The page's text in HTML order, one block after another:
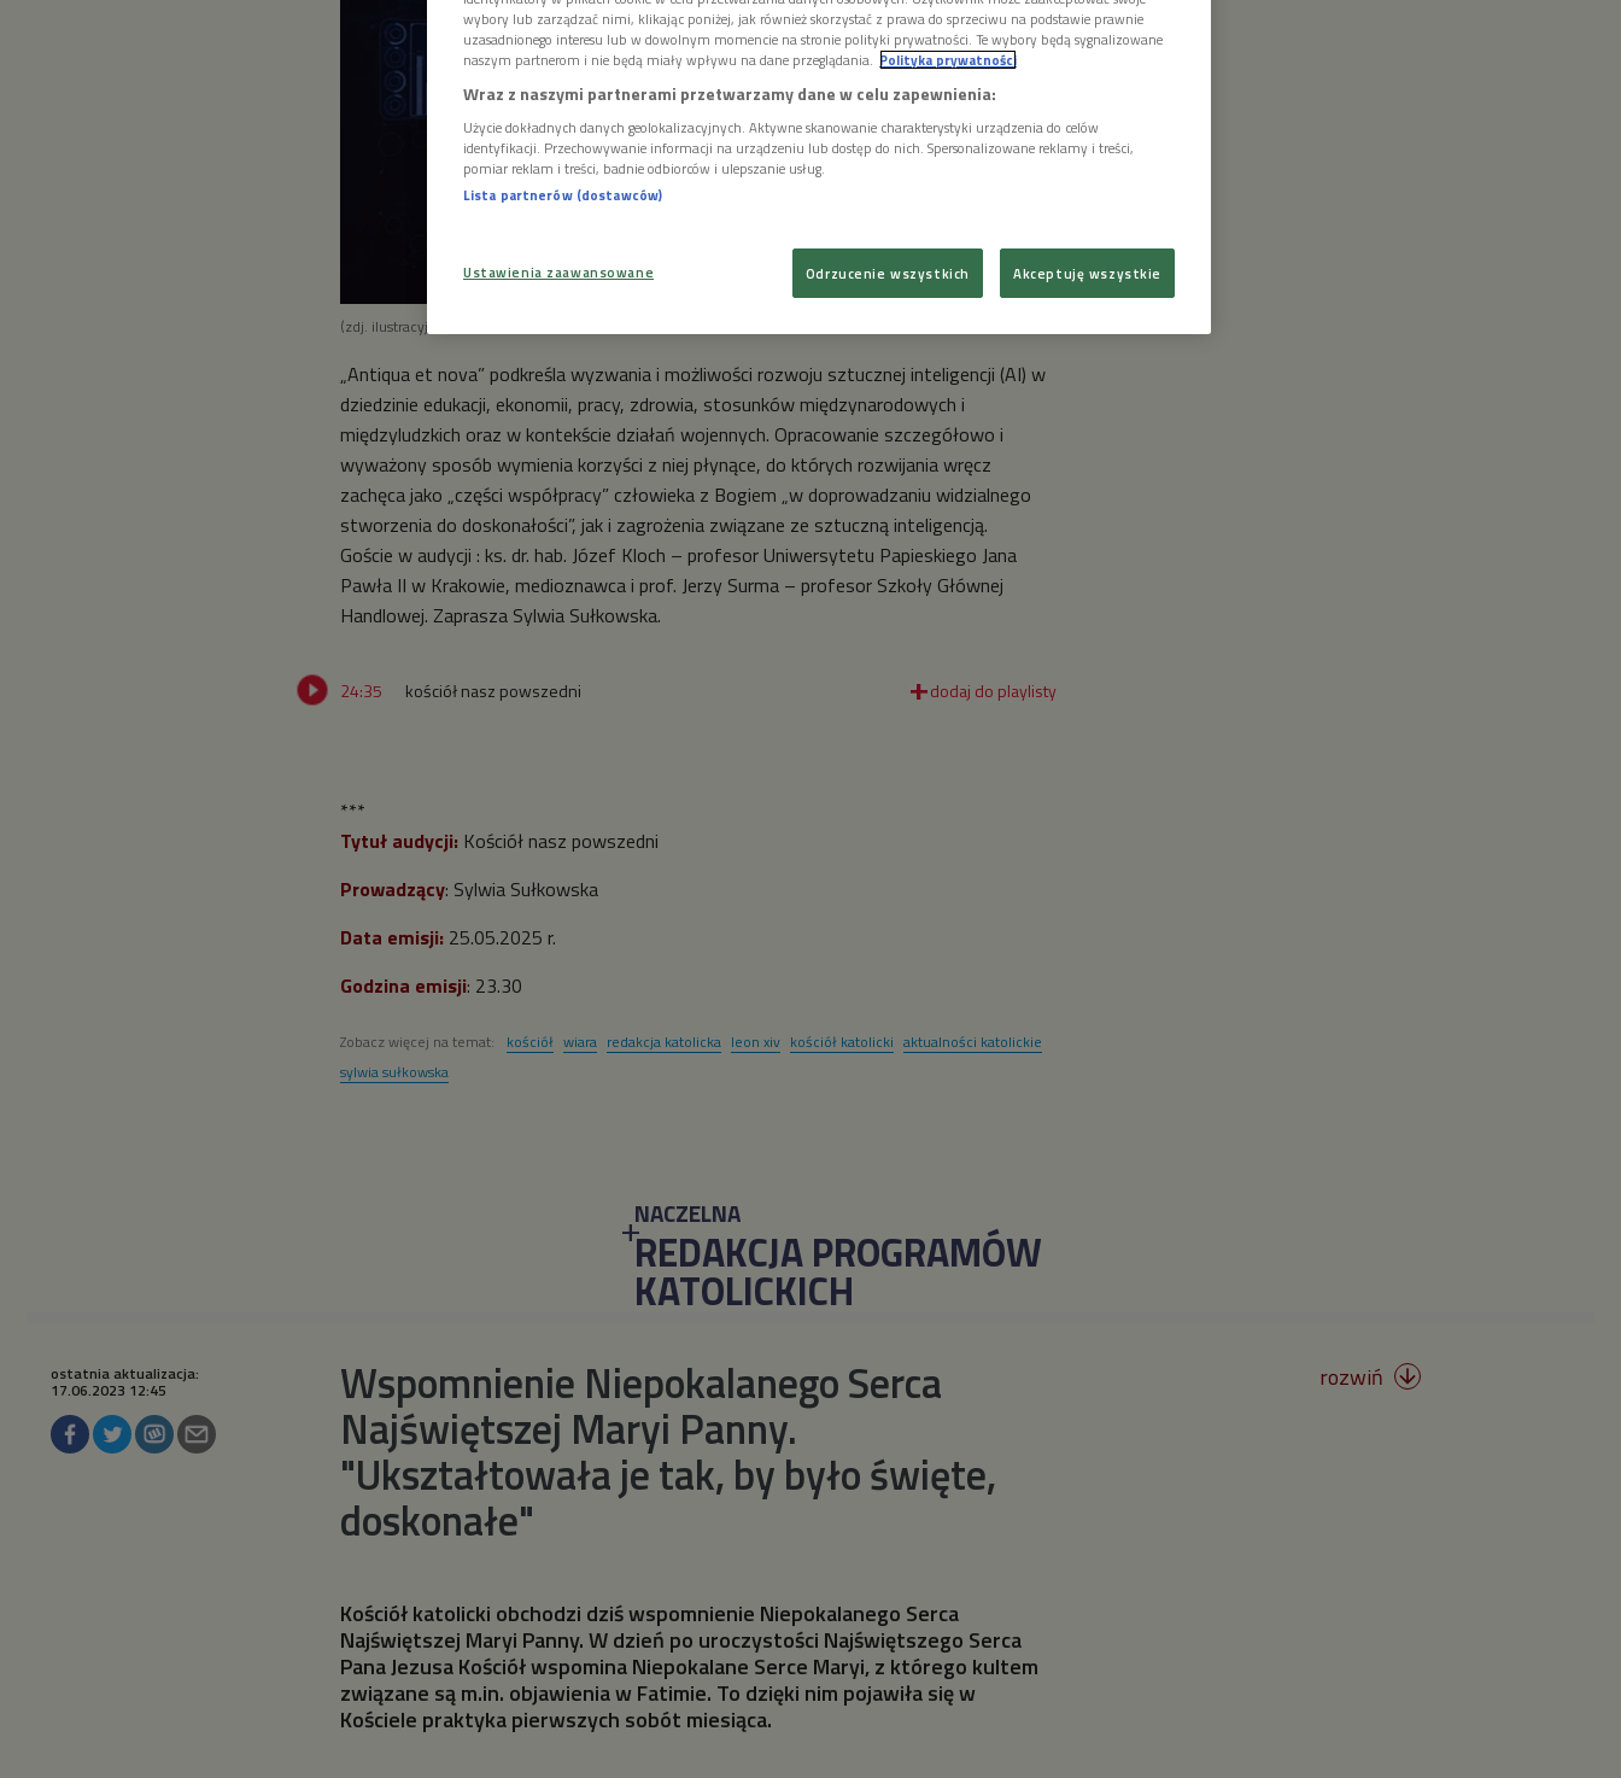
(zdj. ilustracyjne)
„Antiqua et nova” podkreśla wyzwania i możliwości rozwoju sztucznej inteligencji (AI) w
dziedzinie edukacji, ekonomii, pracy, zdrowia, stosunków międzynarodowych i
międzyludzkich oraz w kontekście działań wojennych. Opracowanie szczegółowo i
wyważony sposób wymienia korzyści z niej płynące, do których rozwijania wręcz
zachęca jako „części współpracy” człowieka z Bogiem „w doprowadzaniu widzialnego
stworzenia do doskonałości”, jak i zagrożenia związane ze sztuczną inteligencją.
Goście w audycji : ks. dr. hab. Józef Kloch – profesor Uniwersytetu Papieskiego Jana
Pawła II w Krakowie, medioznawca i prof. Jerzy Surma – profesor Szkoły Głównej
Handlowej. Zaprasza Sylwia Sułkowska.
24:35 kościół nasz powszedni
***
Tytuł audycji: Kościół nasz powszedni
Prowadzący: Sylwia Sułkowska
Data emisji: 25.05.2025 r.
Godzina emisji: 23.30
Zobacz więcej na temat: kościół wiara redakcja katolicka leon xiv kościół katolicki aktualności katolickie
sylwia sułkowska
NACZELNA
REDAKCJA PROGRAMÓW
KATOLICKICH
Wspomnienie Niepokalanego Serca
Najświętszej Maryi Panny.
"Ukształtowała je tak, by było święte,
doskonałe"
ostatnia aktualizacja:
17.06.2023 12:45
Kościół katolicki obchodzi dziś wspomnienie Niepokalanego Serca
Najświętszej Maryi Panny. W dzień po uroczystości Najświętszego Serca
Pana Jezusa Kościół wspomina Niepokalane Serce Maryi, z którego kultem
związane są m.in. objawienia w Fatimie. To dzięki nim pojawiła się w
Kościele praktyka pierwszych sobót miesiąca.
rozwiń 
wybory lub zarządzać nimi, klikając poniżej, jak również skorzystać z prawa do sprzeciwu na podstawie prawnie
uzasadnionego interesu lub w dowolnym momencie na stronie polityki prywatności. Te wybory będą sygnalizowane
naszym partnerom i nie będą miały wpływu na dane przeglądania. Polityka prywatności
Wraz z naszymi partnerami przetwarzamy dane w celu zapewnienia:
Użycie dokładnych danych geolokalizacyjnych. Aktywne skanowanie charakterystyki urządzenia do celów
identyfikacji. Przechowywanie informacji na urządzeniu lub dostęp do nich. Spersonalizowane reklamy i treści,
pomiar reklam i treści, badnie odbiorców i ulepszanie usług.
Lista partnerów (dostawców)
Ustawienia zaawansowane Odrzucenie wszystkich Akceptuję wszystkie